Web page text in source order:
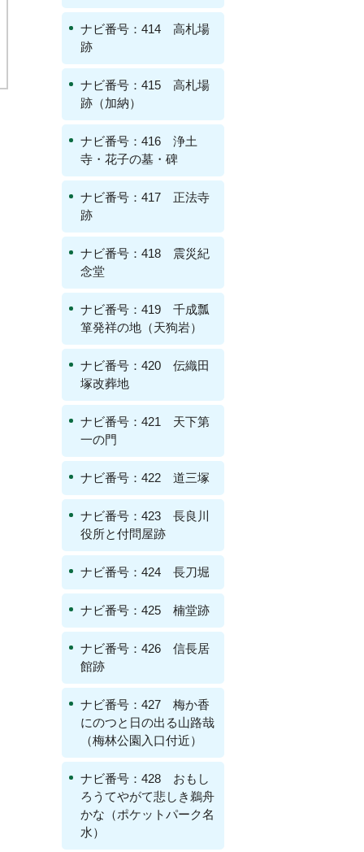
ナビ番号：414 高札場
跡
ナビ番号：415 高札場
跡（加納）
ナビ番号：416 浄土
寺・花子の墓・碑
ナビ番号：417 正法寺
跡
ナビ番号：418 震災紀
念堂
ナビ番号：419 千成瓢
箪発祥の地（天狗岩）
ナビ番号：420 伝織田
塚改葬地
ナビ番号：421 天下第
一の門
ナビ番号：422 道三塚
ナビ番号：423 長良川
役所と付問屋跡
ナビ番号：424 長刀堀
ナビ番号：425 楠堂跡
ナビ番号：426 信長居
館跡
ナビ番号：427 梅か香
にのつと日の出る山路哉
（梅林公園入口付近）
ナビ番号：428 おもし
ろうてやがて悲しき鵜舟
かな（ポケットパーク名
水）